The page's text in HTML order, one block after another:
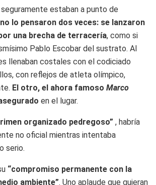
estaban a punto de
no lo pensaron dos veces: se lanzaron
una brecha de terracería, como si
Pablo Escobar del sustrato. Al
llenaban costales con el codiciado
con reflejos de atleta olímpico,
El otro, el ahora famoso Marco
en el lugar.
organizado pedregoso” , habría
no oficial mientras intentaba
serio.
“compromiso permanente con la
ambiente”. Uno aplaude que quieran